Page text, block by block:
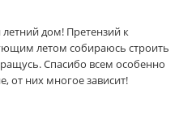
дом! Претензий к
летом собираюсь строить
Спасибо всем особенно
от них многое зависит!